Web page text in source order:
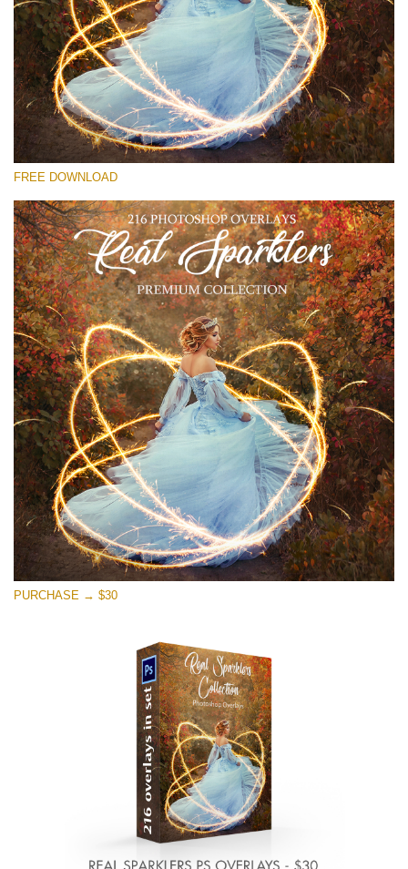
Please select
Free Sparklers Overlay #27
Small 800*533px
Real Sparklers
(216 Overlays)
Fairy Tale (344 Overlays)
Large 6000*4000px
Entire Collection
(1783 Overlays)
Large 6000*4000px
Free download
FREE DOWNLOAD
PURCHASE → $30